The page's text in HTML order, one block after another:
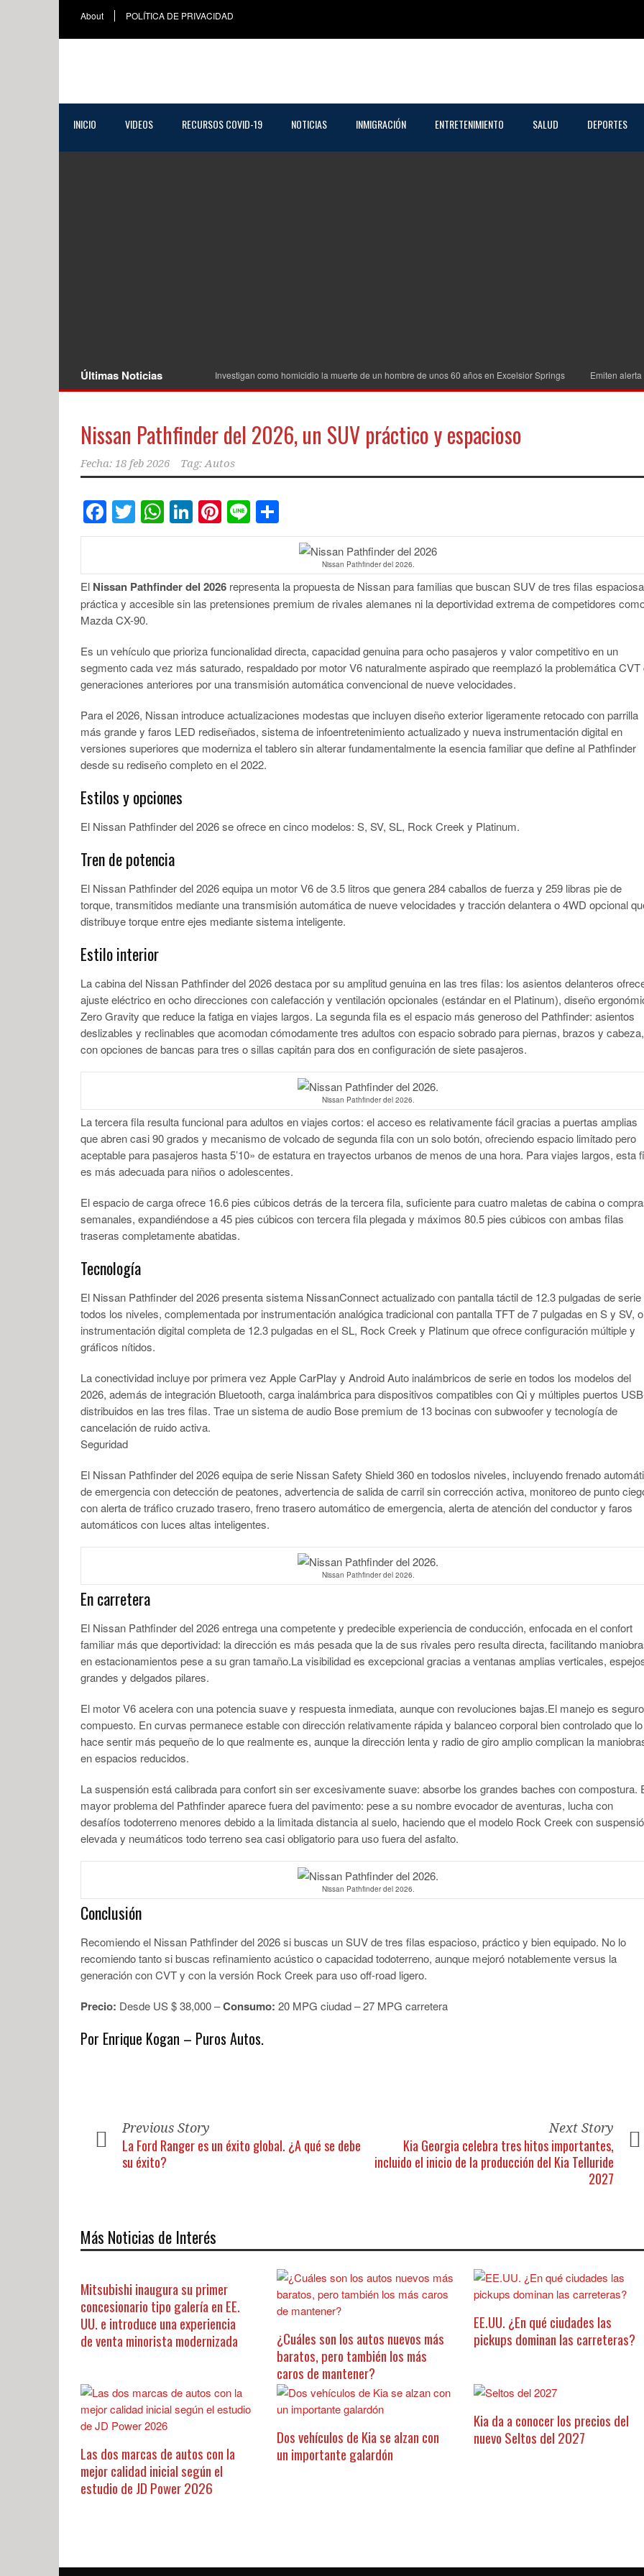
About POLÍTICA DE PRIVACIDAD
INICIO VIDEOS RECURSOS COVID-19 NOTICIAS INMIGRACIÓN ENTRETENIMIENTO SALUD DEPORTES
Últimas Noticias Investigan como homicidio la muerte de un hombre de unos 60 años en Excelsior Springs Emiten
Nissan Pathfinder del 2026, un SUV práctico y espacioso
Fecha: 18 feb 2026 Tag:Autos
Facebook
Twitter
WhatsApp
LinkedIn
Pinterest
Line
Nissan Pathfinder del 2026.
El Nissan Pathfinder del 2026 representa la propuesta de Nissan para familias que buscan SUV de tres filas
práctica y accesible sin las pretensiones premium de rivales alemanes ni la deportividad extrema de competidores
Mazda CX-90.
Es un vehículo que prioriza funcionalidad directa, capacidad genuina para ocho pasajeros y valor competitivo en un
segmento cada vez más saturado, respaldado por motor V6 naturalmente aspirado que reemplazó la problemática CVT
generaciones anteriores por una transmisión automática convencional de nueve velocidades.
Para el 2026, Nissan introduce actualizaciones modestas que incluyen diseño exterior ligeramente retocado con parrilla
más grande y faros LED rediseñados, sistema de infoentretenimiento actualizado y nueva instrumentación digital en
versiones superiores que moderniza el tablero sin alterar fundamentalmente la esencia familiar que define al Pathfinder
desde su rediseño completo en el 2022.
Estilos y opciones
El Nissan Pathfinder del 2026 se ofrece en cinco modelos: S, SV, SL, Rock Creek y Platinum.
Tren de potencia
El Nissan Pathfinder del 2026 equipa un motor V6 de 3.5 litros que genera 284 caballos de fuerza y 259 libras pie de
torque, transmitidos mediante una transmisión automática de nueve velocidades y tracción delantera o 4WD opcional
distribuye torque entre ejes mediante sistema inteligente.
Estilo interior
La cabina del Nissan Pathfinder del 2026 destaca por su amplitud genuina en las tres filas: los asientos delanteros
ajuste eléctrico en ocho direcciones con calefacción y ventilación opcionales (estándar en el Platinum), diseño
Zero Gravity que reduce la fatiga en viajes largos. La segunda fila es el espacio más generoso del Pathfinder: asientos
deslizables y reclinables que acomodan cómodamente tres adultos con espacio sobrado para piernas, brazos y cabeza,
con opciones de bancas para tres o sillas capitán para dos en configuración de siete pasajeros.
Nissan Pathfinder del 2026.
La tercera fila resulta funcional para adultos en viajes cortos: el acceso es relativamente fácil gracias a puertas amplias
que abren casi 90 grados y mecanismo de volcado de segunda fila con un solo botón, ofreciendo espacio limitado pero
aceptable para pasajeros hasta 5’10» de estatura en trayectos urbanos de menos de una hora. Para viajes largos, esta
es más adecuada para niños o adolescentes.
El espacio de carga ofrece 16.6 pies cúbicos detrás de la tercera fila, suficiente para cuatro maletas de cabina o
semanales, expandiéndose a 45 pies cúbicos con tercera fila plegada y máximos 80.5 pies cúbicos con ambas filas
traseras completamente abatidas.
Tecnología
El Nissan Pathfinder del 2026 presenta sistema NissanConnect actualizado con pantalla táctil de 12.3 pulgadas de serie
todos los niveles, complementada por instrumentación analógica tradicional con pantalla TFT de 7 pulgadas en S y SV, o
instrumentación digital completa de 12.3 pulgadas en el SL, Rock Creek y Platinum que ofrece configuración múltiple y
gráficos nítidos.
La conectividad incluye por primera vez Apple CarPlay y Android Auto inalámbricos de serie en todos los modelos del
2026, además de integración Bluetooth, carga inalámbrica para dispositivos compatibles con Qi y múltiples puertos
distribuidos en las tres filas. Trae un sistema de audio Bose premium de 13 bocinas con subwoofer y tecnología de
cancelación de ruido activa.
Seguridad
El Nissan Pathfinder del 2026 equipa de serie Nissan Safety Shield 360 en todoslos niveles, incluyendo frenado
de emergencia con detección de peatones, advertencia de salida de carril sin corrección activa, monitoreo de punto
con alerta de tráfico cruzado trasero, freno trasero automático de emergencia, alerta de atención del conductor y faros
automáticos con luces altas inteligentes.
Nissan Pathfinder del 2026.
En carretera
El Nissan Pathfinder del 2026 entrega una competente y predecible experiencia de conducción, enfocada en el confort
familiar más que deportividad: la dirección es más pesada que la de sus rivales pero resulta directa, facilitando
en estacionamientos pese a su gran tamaño.La visibilidad es excepcional gracias a ventanas amplias verticales,
grandes y delgados pilares.
El motor V6 acelera con una potencia suave y respuesta inmediata, aunque con revoluciones bajas.El manejo es
compuesto. En curvas permanece estable con dirección relativamente rápida y balanceo corporal bien controlado que lo
hace sentir más pequeño de lo que realmente es, aunque la dirección lenta y radio de giro amplio complican la
en espacios reducidos.
La suspensión está calibrada para confort sin ser excesivamente suave: absorbe los grandes baches con compostura.
mayor problema del Pathfinder aparece fuera del pavimento: pese a su nombre evocador de aventuras, lucha con
desafíos todoterreno menores debido a la limitada distancia al suelo, haciendo que el modelo Rock Creek con
elevada y neumáticos todo terreno sea casi obligatorio para uso fuera del asfalto.
Nissan Pathfinder del 2026.
Conclusión
Recomiendo el Nissan Pathfinder del 2026 si buscas un SUV de tres filas espacioso, práctico y bien equipado. No lo
recomiendo tanto si buscas refinamiento acústico o capacidad todoterreno, aunque mejoró notablemente versus la
generación con CVT y con la versión Rock Creek para uso off-road ligero.
Precio: Desde US $ 38,000 –Consumo: 20 MPG ciudad – 27 MPG carretera
Por Enrique Kogan – Puros Autos.
Previous Story
La Ford Ranger es un éxito global. ¿A qué se debe
su éxito?
Next Story
Kia Georgia celebra tres hitos importantes,
incluido el inicio de la producción del Kia Telluride
2027
Más Noticias de Interés
Mitsubishi inaugura su primer
concesionario tipo galería en EE.
UU. e introduce una experiencia
de venta minorista modernizada
¿Cuáles son los autos nuevos más
baratos, pero también los más
caros de mantener?
EE.UU. ¿En qué ciudades las
pickups dominan las carreteras?
Las dos marcas de autos con la
mejor calidad inicial según el
estudio de JD Power 2026
Dos vehículos de Kia se alzan con
un importante galardón
Kia da a conocer los precios del
nuevo Seltos del 2027